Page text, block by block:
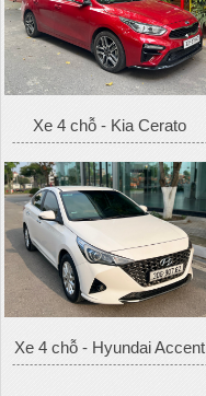
Xe 4 chỗ - Kia Cerato
Xe 4 chỗ - Hyundai Accent